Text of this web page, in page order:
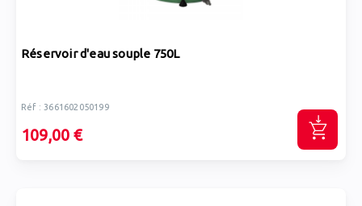
Réservoir d'eau souple 750L
Réf : 3661602050199
109,00 €